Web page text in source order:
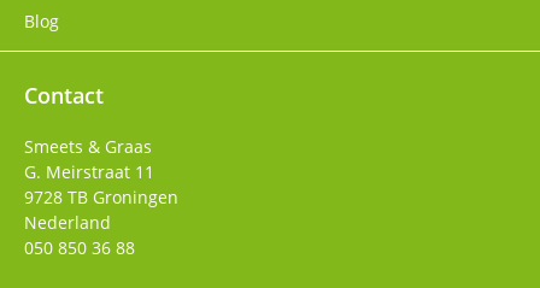
Blog
Contact
Smeets & Graas
G. Meirstraat 11
9728 TB Groningen
Nederland
050 850 36 88